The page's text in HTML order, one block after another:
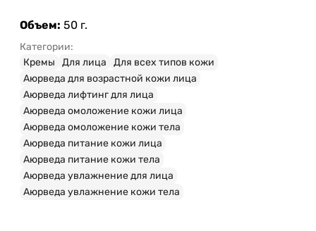
Объем: 50 г.
Категории:
Кремы
Для лица
Для всех типов кожи
Аюрведа для возрастной кожи лица
Аюрведа лифтинг для лица
Аюрведа омоложение кожи лица
Аюрведа омоложение кожи тела
Аюрведа питание кожи лица
Аюрведа питание кожи тела
Аюрведа увлажнение для лица
Аюрведа увлажнение кожи тела